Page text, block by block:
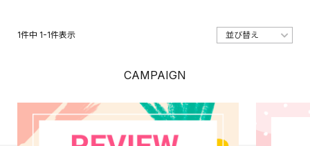
1件中 1-1件表示
CAMPAIGN